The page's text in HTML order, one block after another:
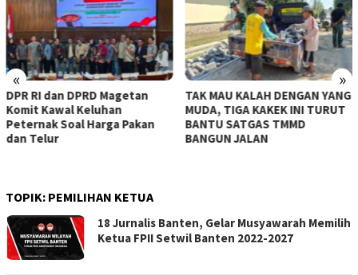
« »
TAK MAU KALAH DENGAN YANG
MUDA, TIGA KAKEK INI TURUT
BANTU SATGAS TMMD
KERASNYA BAHU
MAMPU DITEMBUS,
TMMD KE-129
MESIN-MESIN BOR
TOPIK: PEMILIHAN KETUA
18 Jurnalis Banten, Gelar Musyawarah Memilih
Ketua FPII Setwil Banten 2022-2027